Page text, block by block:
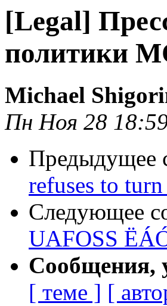
[Legal]
политики
Michael
Пн Ноя 28
Предыдущее
refuses to
Следующее
UAFOSS
Сообщения,
[ теме ] [